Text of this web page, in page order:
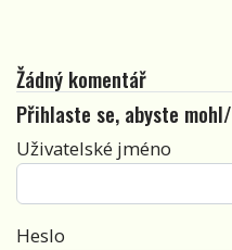
Žádný komentář
Přihlaste se, abyste
Uživatelské jméno
Heslo